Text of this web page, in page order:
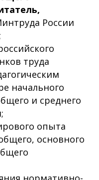
России
труда
начального
и среднего
опыта
основного